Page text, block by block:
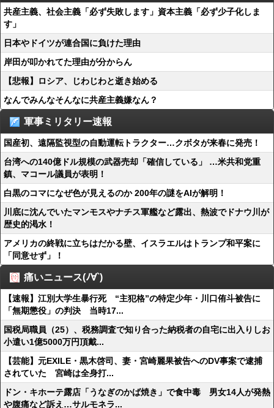
共産主義、社会主義「必ず失敗します」資本主義「必ず少子化しま
す」
日本やドイツが連合国に負けた理由
岸田が叩かれてた理由が分からん
【悲報】ロシア、じわじわと逝き始める
なんでみんなそんなに共産主義嫌なん？
軍事ミリタリー速報
国産初、遠隔監視型の自動運転トラクター…クボタが来春に発売！
台湾への140億ドル規模の武器売却「確信している」 …米共和党重
鎮、マコール議員が表明！
白黒のコマになぜ色が見えるのか 200年の謎をAIが解明！
川底に沈んでいたマンモスやナチス軍艦など露出、熱波でドナウ川が
歴史的渇水！
アメリカの終戦に立ちはだかる壁、イスラエルはトランプ和平案に
「同意せず」！
痛いニュース(ﾉ∀`)
【速報】江別大学生暴行死 “主犯格”の特定少年・川口侑斗被告に
「無期懲役」の判決 当時17...
国税局職員（25）、税務調査で知り合った納税者の自宅に出入りしお
小遣い1億5000万円頂戴...
【芸能】元EXILE・黒木啓司、妻・宮崎麗果被告へのDV事案で逮捕
されていた 宮崎は全身打...
ドン・キホーテ露店「うなぎのかば焼き」で食中毒 男女14人が発熱
や腹痛など訴え…サルモネラ...